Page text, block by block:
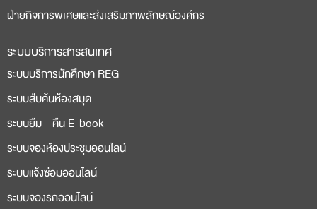
ฝ่ายกิจการพิเศษและส่งเสริมภาพลักษณ์องค์กร
ระบบบริการสารสนเทศ
ระบบบริการนักศึกษา REG
ระบบสืบค้นห้องสมุด
ระบบยืม - คืน E-book
ระบบจองห้องประชุมออนไลน์
ระบบแจ้งซ่อมออนไลน์
ระบบจองรถออนไลน์